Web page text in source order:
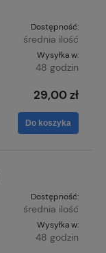
Dostępność:
średnia ilość
Wysyłka w:
48 godzin
29,00 zł
Do koszyka
Dostępność:
średnia ilość
Wysyłka w:
48 godzin